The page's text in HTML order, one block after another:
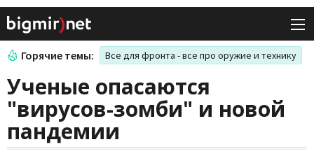
Горячие темы: Все для фронта - все про оружие и технику
Ученые опасаются
"вирусов-зомби" и новой
пандемии